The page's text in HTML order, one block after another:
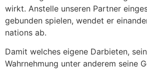
wirkt. Anstelle unseren Partner
gebunden spielen, wendet er
nations ab.
Damit welches eigene Darbieten,
Wahrnehmung unter anderem seine